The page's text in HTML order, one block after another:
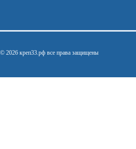
© 2026 креп33.рф все права защищены